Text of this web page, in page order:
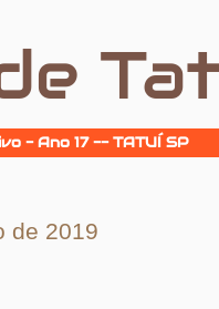
- Ano 17 -- TATUÍ SP
de 2019